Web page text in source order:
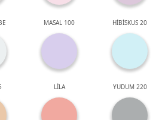
MASAL 100 HİBİSKUS 20
LİLA YUDUM 220